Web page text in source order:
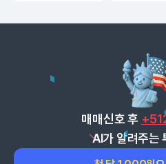
매매신호 후
AI가 알려주는